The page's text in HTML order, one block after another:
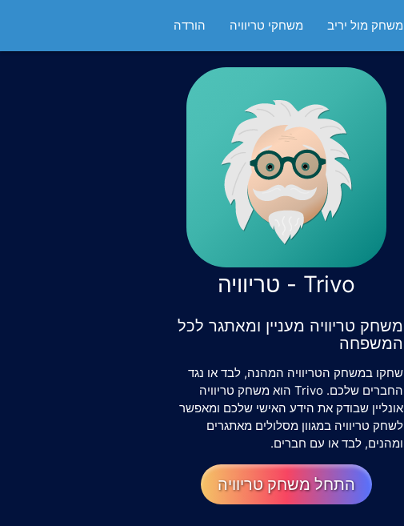
משחק מול יריב משחקי טריוויה הורדה
Trivo - טריוויה
משחק טריוויה מעניין ומאתגר לכל
המשפחה
שחקו במשחק הטריוויה המהנה, לבד או נגד
החברים שלכם. Trivo הוא משחק טריוויה
אונליין שבודק את הידע האישי שלכם ומאפשר
לשחק טריוויה במגוון מסלולים מאתגרים
ומהנים, לבד או עם חברים.
התחל משחק טריוויה